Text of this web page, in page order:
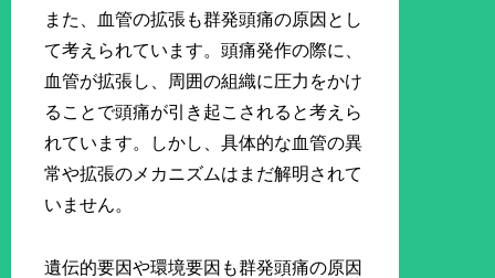
また、血管の拡張も群発頭痛の原因とし
て考えられています。頭痛発作の際に、
血管が拡張し、周囲の組織に圧力をかけ
ることで頭痛が引き起こされると考えら
れています。しかし、具体的な血管の異
常や拡張のメカニズムはまだ解明されて
いません。
遺伝的要因や環境要因も群発頭痛の原因